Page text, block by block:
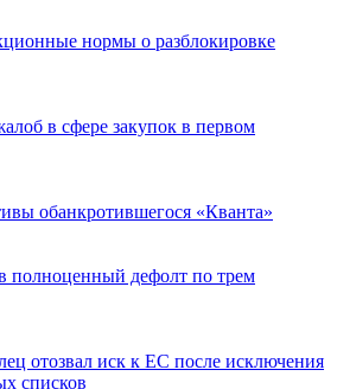
нормы о разблокировке
в сфере закупок в первом
обанкротившегося «Кванта»
полноценный дефолт по трем
отозвал иск к ЕС после исключения
списков